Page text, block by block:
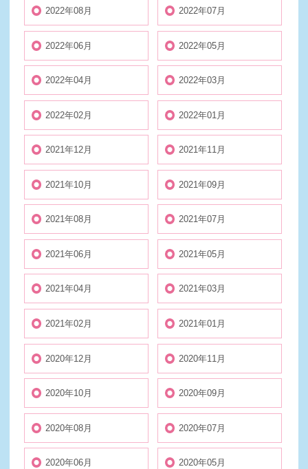
2022年08月 2022年07月
2022年06月 2022年05月
2022年04月 2022年03月
2022年02月 2022年01月
2021年12月 2021年11月
2021年10月 2021年09月
2021年08月 2021年07月
2021年06月 2021年05月
2021年04月 2021年03月
2021年02月 2021年01月
2020年12月 2020年11月
2020年10月 2020年09月
2020年08月 2020年07月
2020年06月 2020年05月